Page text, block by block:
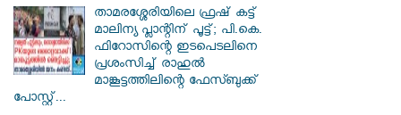
താമരശ്ശേരിയിലെ ഫ്രഷ് കട്ട്
മാലിന്യ പ്ലാന്റിന് പൂട്ട്; പി.കെ.
ഫിറോസിന്റെ ഇടപെടലിനെ
പ്രശംസിച്ച് രാഹുൽ
മാങ്കൂട്ടത്തിലിന്റെ ഫേസ്ബുക്ക്
പോസ്റ്റ്...